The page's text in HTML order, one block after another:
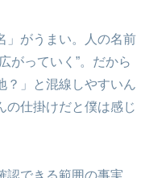
」がうまい。人の名前
がっていく”。だから
？」と混線しやすいん
の仕掛けだと僕は感じ